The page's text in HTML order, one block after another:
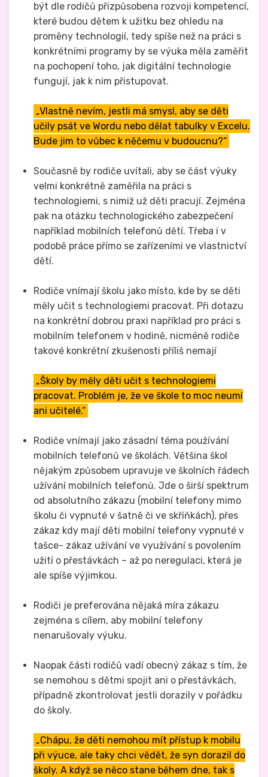
být dle rodičů přizpůsobena rozvoji kompetencí,
které budou dětem k užitku bez ohledu na
proměny technologií, tedy spíše než na práci s
konkrétními programy by se výuka měla zaměřit
na pochopení toho, jak digitální technologie
fungují, jak k nim přistupovat.
„Vlastně nevím, jestli má smysl, aby se děti
učily psát ve Wordu nebo dělat tabulky v Excelu.
Bude jim to vůbec k něčemu v budoucnu?“
Současně by rodiče uvítali, aby se část výuky
velmi konkrétně zaměřila na práci s
technologiemi, s nimiž už děti pracují. Zejména
pak na otázku technologického zabezpečení
například mobilních telefonů dětí. Třeba i v
podobě práce přímo se zařízeními ve vlastnictví
dětí.
Rodiče vnímají školu jako místo, kde by se děti
měly učit s technologiemi pracovat. Při dotazu
na konkrétní dobrou praxi například pro práci s
mobilním telefonem v hodině, nicméně rodiče
takové konkrétní zkušenosti příliš nemají
„Školy by měly děti učit s technologiemi
pracovat. Problém je, že ve škole to moc neumí
ani učitelé.“
Rodiče vnímají jako zásadní téma používání
mobilních telefonů ve školách. Většina škol
nějakým způsobem upravuje ve školních řádech
užívání mobilních telefonů. Jde o širší spektrum
od absolutního zákazu (mobilní telefony mimo
školu či vypnuté v šatně či ve skříňkách), přes
zákaz kdy mají děti mobilní telefony vypnuté v
tašce- zákaz užívání ve využívání s povolením
užití o přestávkách – až po neregulaci, která je
ale spíše výjimkou.
Rodiči je preferována nějaká míra zákazu
zejména s cílem, aby mobilní telefony
nenarušovaly výuku.
Naopak části rodičů vadí obecný zákaz s tím, že
se nemohou s dětmi spojit ani o přestávkách,
případně zkontrolovat jestli dorazily v pořádku
do školy.
„Chápu, že děti nemohou mít přístup k mobilu
při výuce, ale taky chci vědět, že syn dorazil do
školy. A když se něco stane během dne, tak s